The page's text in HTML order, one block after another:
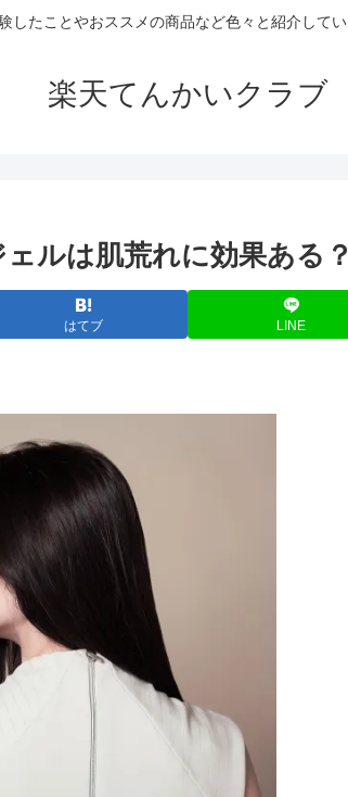
したことやおススメの商品など色々と紹介して
楽天てんかいクラブ
ルは肌荒れに効果ある
はてブ LINE